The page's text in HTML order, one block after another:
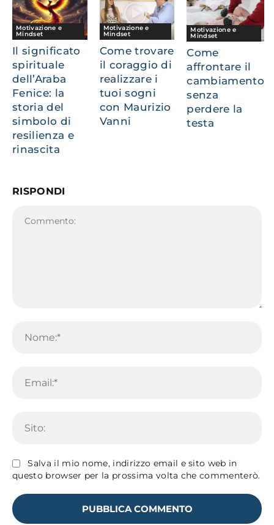
Motivazione e
Mindset
Il significato
spirituale
dell’Araba
Fenice: la
storia del
simbolo di
resilienza e
rinascita
Motivazione e
Mindset
Come trovare
il coraggio di
realizzare i
tuoi sogni
con Maurizio
Vanni
Motivazione e
Mindset
Come
affrontare il
cambiamento
senza
perdere la
testa
RISPONDI
Salva il mio nome, indirizzo email e sito web in
questo browser per la prossima volta che commenterò.